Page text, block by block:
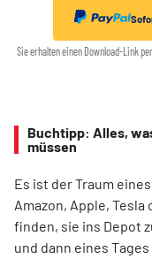
Sie erhalten einen Download-Link
Buchtipp: Alles,
müssen
Es ist der Traum
Amazon, Apple,
finden, sie ins Depot
und dann eines